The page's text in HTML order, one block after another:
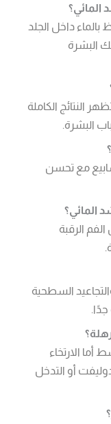
المائي؟
داخل الجلد
البشرة
النتائج الكاملة
البشرة.
مع تحسن
المائي؟
الرقبة
السطحية
أما الارتخاء
أو التدخل